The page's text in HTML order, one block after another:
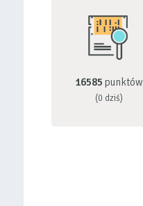
16585 punktów
(0 dziś)